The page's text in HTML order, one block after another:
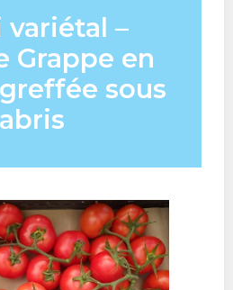
variétal –
Grappe en
sous
abris